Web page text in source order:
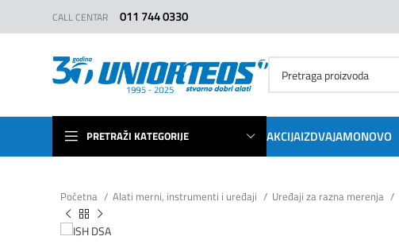
CALL CENTAR 011 744 0330
PRETRAŽI KATEGORIJE AKCIJAIZDVAJAMONOVO
Početna Alati merni, instrumenti i uređaji Uređaji za razna merenja